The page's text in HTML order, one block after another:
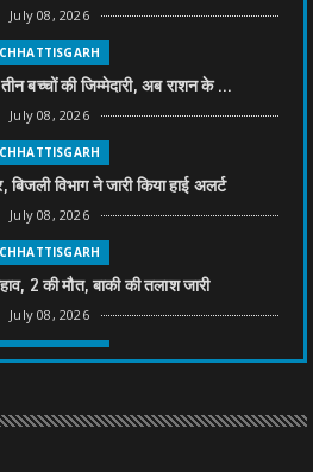
July 08, 2026
CHHATTISGARH
बच्चों की जिम्मेदारी, अब राशन के ...
July 08, 2026
CHHATTISGARH
विभाग ने जारी किया हाई अलर्ट
July 08, 2026
CHHATTISGARH
2 की मौत, बाकी की तलाश जारी
July 08, 2026
July 08, 2026